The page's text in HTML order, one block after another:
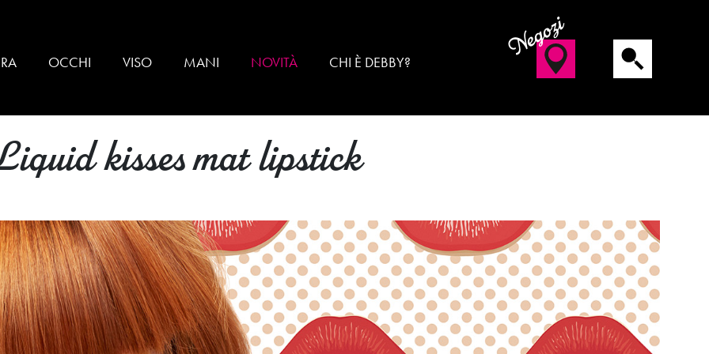
OCCHI VISO MANI NOVITÀ CHI È DEBBY? Negozi
kisses mat lipstick